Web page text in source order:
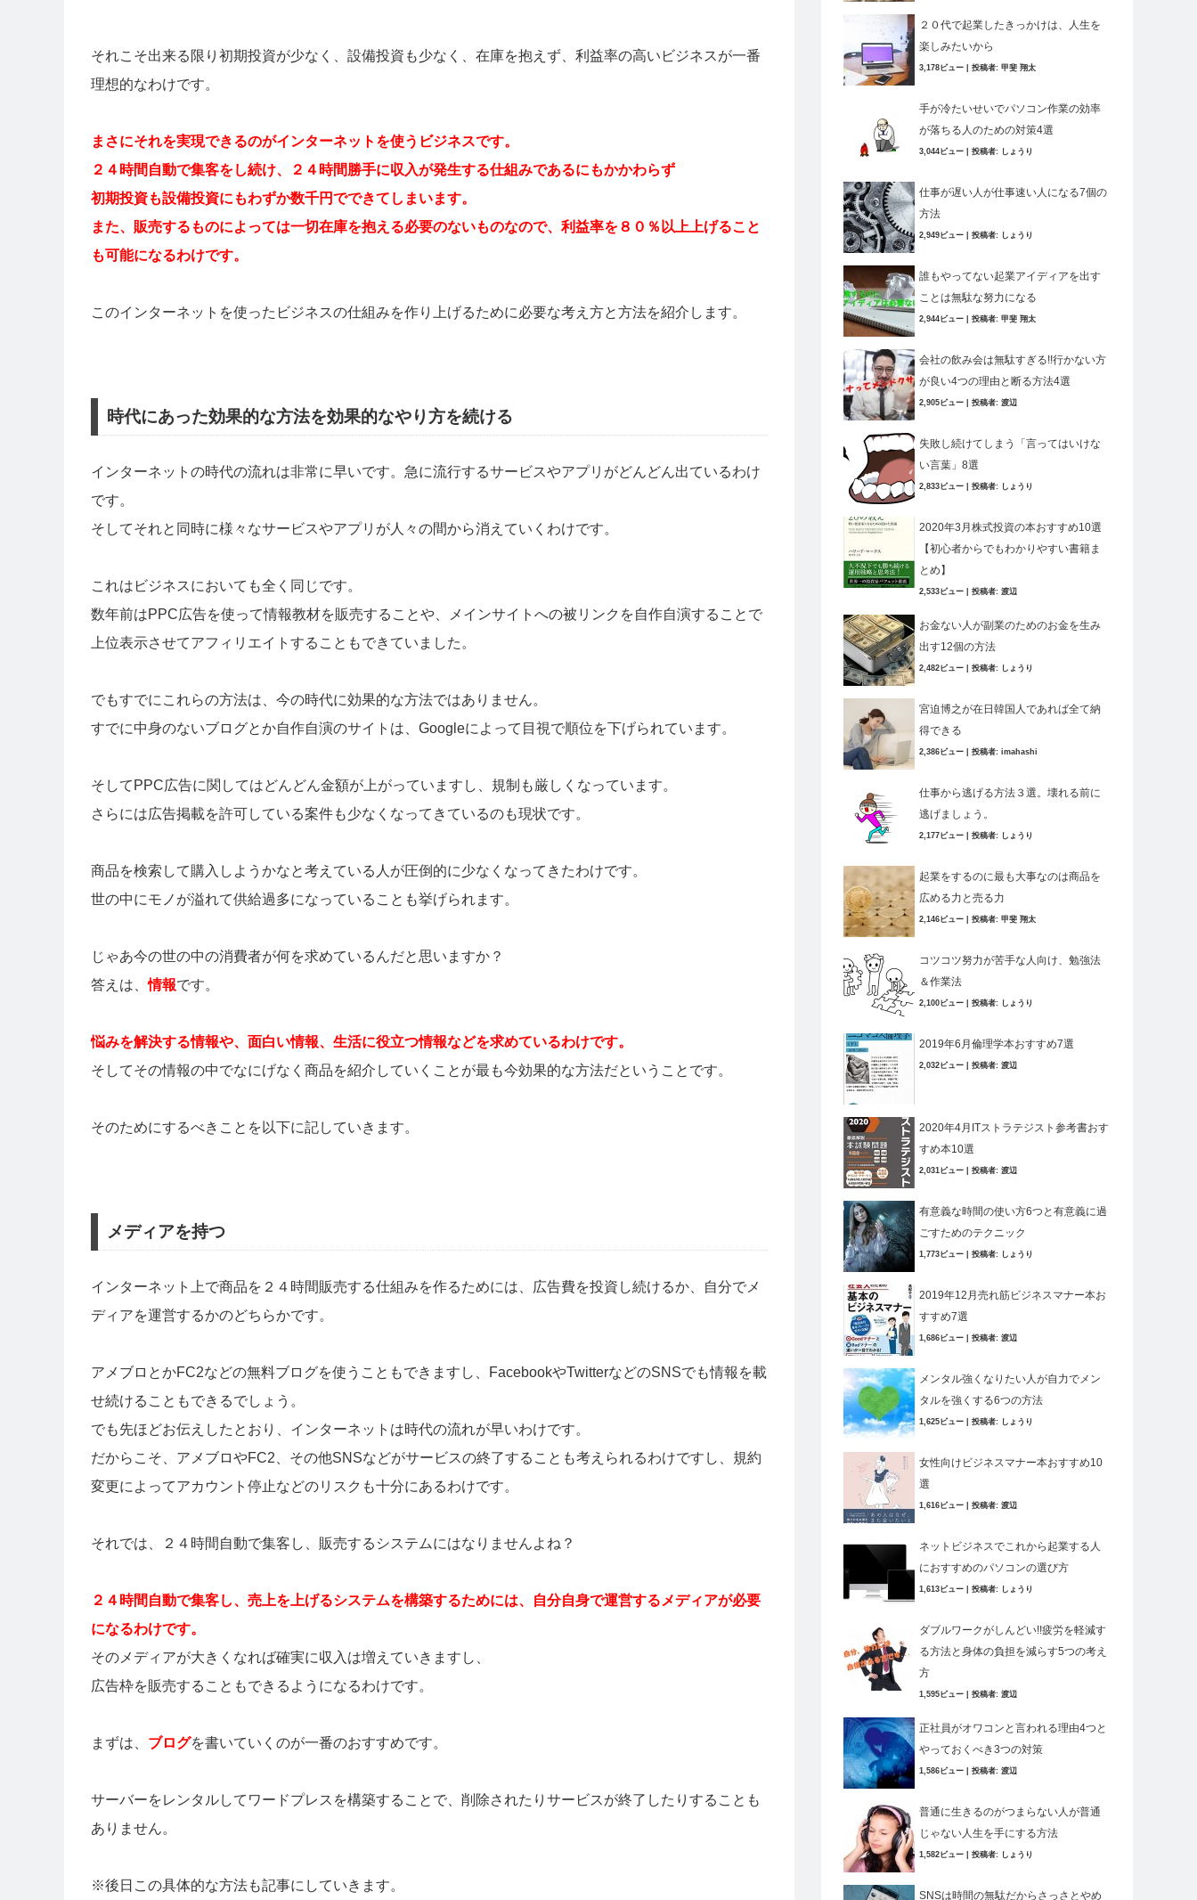
それこそ出来る限り初期投資が少なく、設備投資も少なく、在庫を抱えず、利益率の高いビジネスが一番
理想的なわけです。
まさにそれを実現できるのがインターネットを使うビジネスです。
２４時間自動で集客をし続け、２４時間勝手に収入が発生する仕組みであるにもかかわらず
初期投資も設備投資にもわずか数千円でできてしまいます。
また、販売するものによっては一切在庫を抱える必要のないものなので、利益率を８０％以上上げること
も可能になるわけです。
このインターネットを使ったビジネスの仕組みを作り上げるために必要な考え方と方法を紹介します。
時代にあった効果的な方法を効果的なやり方を続ける
インターネットの時代の流れは非常に早いです。急に流行するサービスやアプリがどんどん出ているわけ
です。
そしてそれと同時に様々なサービスやアプリが人々の間から消えていくわけです。
これはビジネスにおいても全く同じです。
数年前はPPC広告を使って情報教材を販売することや、メインサイトへの被リンクを自作自演することで
上位表示させてアフィリエイトすることもできていました。
でもすでにこれらの方法は、今の時代に効果的な方法ではありません。
すでに中身のないブログとか自作自演のサイトは、Googleによって目視で順位を下げられています。
そしてPPC広告に関してはどんどん金額が上がっていますし、規制も厳しくなっています。
さらには広告掲載を許可している案件も少なくなってきているのも現状です。
商品を検索して購入しようかなと考えている人が圧倒的に少なくなってきたわけです。
世の中にモノが溢れて供給過多になっていることも挙げられます。
じゃあ今の世の中の消費者が何を求めているんだと思いますか？
答えは、情報です。
悩みを解決する情報や、面白い情報、生活に役立つ情報などを求めているわけです。
そしてその情報の中でなにげなく商品を紹介していくことが最も今効果的な方法だということです。
そのためにするべきことを以下に記していきます。
メディアを持つ
インターネット上で商品を２４時間販売する仕組みを作るためには、広告費を投資し続けるか、自分でメ
ディアを運営するかのどちらかです。
アメブロとかFC2などの無料ブログを使うこともできますし、FacebookやTwitterなどのSNSでも情報を載
せ続けることもできるでしょう。
でも先ほどお伝えしたとおり、インターネットは時代の流れが早いわけです。
だからこそ、アメブロやFC2、その他SNSなどがサービスの終了することも考えられるわけですし、規約
変更によってアカウント停止などのリスクも十分にあるわけです。
それでは、２４時間自動で集客し、販売するシステムにはなりませんよね？
２４時間自動で集客し、売上を上げるシステムを構築するためには、自分自身で運営するメディアが必要
になるわけです。
そのメディアが大きくなれば確実に収入は増えていきますし、
広告枠を販売することもできるようになるわけです。
まずは、 ブログを書いていくのが一番のおすすめです。
サーバーをレンタルしてワードプレスを構築することで、削除されたりサービスが終了したりすることも
ありません。
※後日この具体的な方法も記事にしていきます。
２０代で起業したきっかけは、人生を
楽しみたいから
3,178ビュー 投稿者: 甲斐 翔太
手が冷たいせいでパソコン作業の効率
が落ちる人のための対策4選
3,044ビュー 投稿者: しょうり
仕事が遅い人が仕事速い人になる7個の
方法
2,949ビュー 投稿者: しょうり
誰もやってない起業アイディアを出す
ことは無駄な努力になる
2,944ビュー 投稿者: 甲斐 翔太
会社の飲み会は無駄すぎる!!行かない方
が良い4つの理由と断る方法4選
2,905ビュー 投稿者: 渡辺
失敗し続けてしまう「言ってはいけな
い言葉」8選
2,833ビュー 投稿者: しょうり
2020年3月株式投資の本おすすめ10選
【初心者からでもわかりやすい書籍ま
とめ】
2,533ビュー 投稿者: 渡辺
お金ない人が副業のためのお金を生み
出す12個の方法
2,482ビュー 投稿者: しょうり
宮迫博之が在日韓国人であれば全て納
得できる
2,386ビュー 投稿者: imahashi
仕事から逃げる方法３選。壊れる前に
逃げましょう。
2,177ビュー 投稿者: しょうり
起業をするのに最も大事なのは商品を
広める力と売る力
2,146ビュー 投稿者: 甲斐 翔太
コツコツ努力が苦手な人向け、勉強法
＆作業法
2,100ビュー 投稿者: しょうり
2019年6月倫理学本おすすめ7選
2,032ビュー 投稿者: 渡辺
2020年4月ITストラテジスト参考書おす
すめ本10選
2,031ビュー 投稿者: 渡辺
有意義な時間の使い方6つと有意義に過
ごすためのテクニック
1,773ビュー 投稿者: しょうり
2019年12月売れ筋ビジネスマナー本お
すすめ7選
1,686ビュー 投稿者: 渡辺
メンタル強くなりたい人が自力でメン
タルを強くする6つの方法
1,625ビュー 投稿者: しょうり
女性向けビジネスマナー本おすすめ10
選
1,616ビュー 投稿者: 渡辺
ネットビジネスでこれから起業する人
におすすめのパソコンの選び方
1,613ビュー 投稿者: しょうり
ダブルワークがしんどい!!疲労を軽減す
る方法と身体の負担を減らす5つの考え
方
1,595ビュー 投稿者: 渡辺
正社員がオワコンと言われる理由4つと
やっておくべき3つの対策
1,586ビュー 投稿者: 渡辺
普通に生きるのがつまらない人が普通
じゃない人生を手にする方法
1,582ビュー 投稿者: しょうり
SNSは時間の無駄だからさっさとやめ